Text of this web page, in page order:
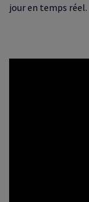
jour en temps réel.